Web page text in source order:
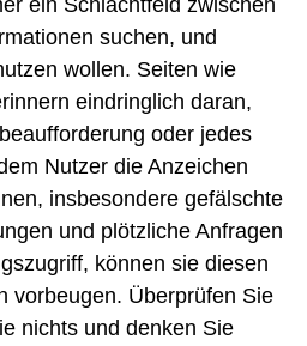
suchen, und
wollen. Seiten wie
eindringlich daran,
oder jedes
Nutzer die Anzeichen
insbesondere gefälschte
und plötzliche Anfragen
können sie diesen
vorbeugen. Überprüfen Sie
nichts und denken Sie